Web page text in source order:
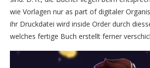
wie Vorlagen nur as part of digitaler
ihr Druckdatei wird inside Order durch
welches fertige Buch erstellt ferner